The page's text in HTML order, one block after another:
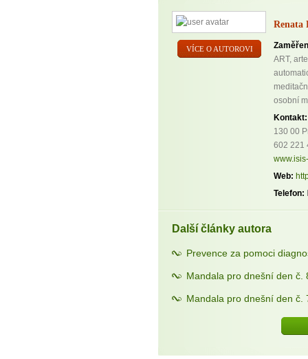
VÍCE O AUTOROVI
Renata
ART,
osobní
Kontakt:
130 00
602 221
Web:
Telefon:
Další články autora
Prevence za pomoci
Mandala pro dnešní den č.
Mandala pro dnešní den č.